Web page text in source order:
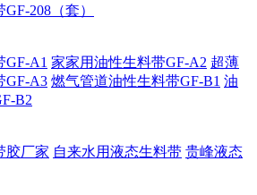
208（套）
GF-A1 家家用油性生料带GF-A2 超薄
GF-A3 燃气管道油性生料带GF-B1 油
B2
胶厂家 自来水用液态生料带 贵峰液态